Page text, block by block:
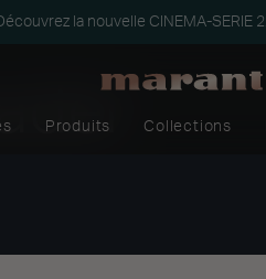
la nouvelle CINEMA-SERIE 2.
Produits Collections